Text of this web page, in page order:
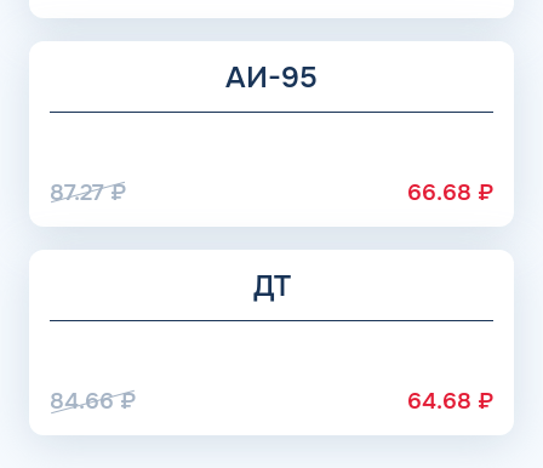
АИ-95
87.27₽ 66.68 ₽
ДТ
84.66₽ 64.68 ₽